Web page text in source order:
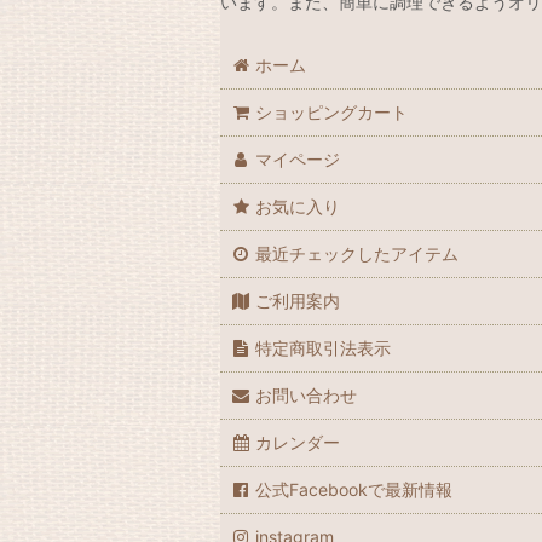
ホーム
ショッピングカート
マイページ
お気に入り
最近チェックしたアイテム
ご利用案内
特定商取引法表示
お問い合わせ
カレンダー
公式Facebookで最新情報
instagram